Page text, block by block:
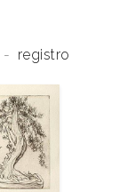
- registro